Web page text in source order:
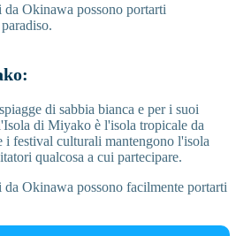
Okinawa possono portarti
di sabbia bianca e per i suoi
di Miyako è l'isola tropicale da
i festival culturali mantengono l'isola
qualcosa a cui partecipare.
Okinawa possono facilmente portarti